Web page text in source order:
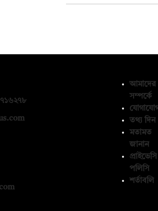
আমাদের
সম্পর্কে
যোগাযোগ
তথ্য দিন
মতামত
জানান
প্রাইভেসি
পলিসি
শর্তাবলি